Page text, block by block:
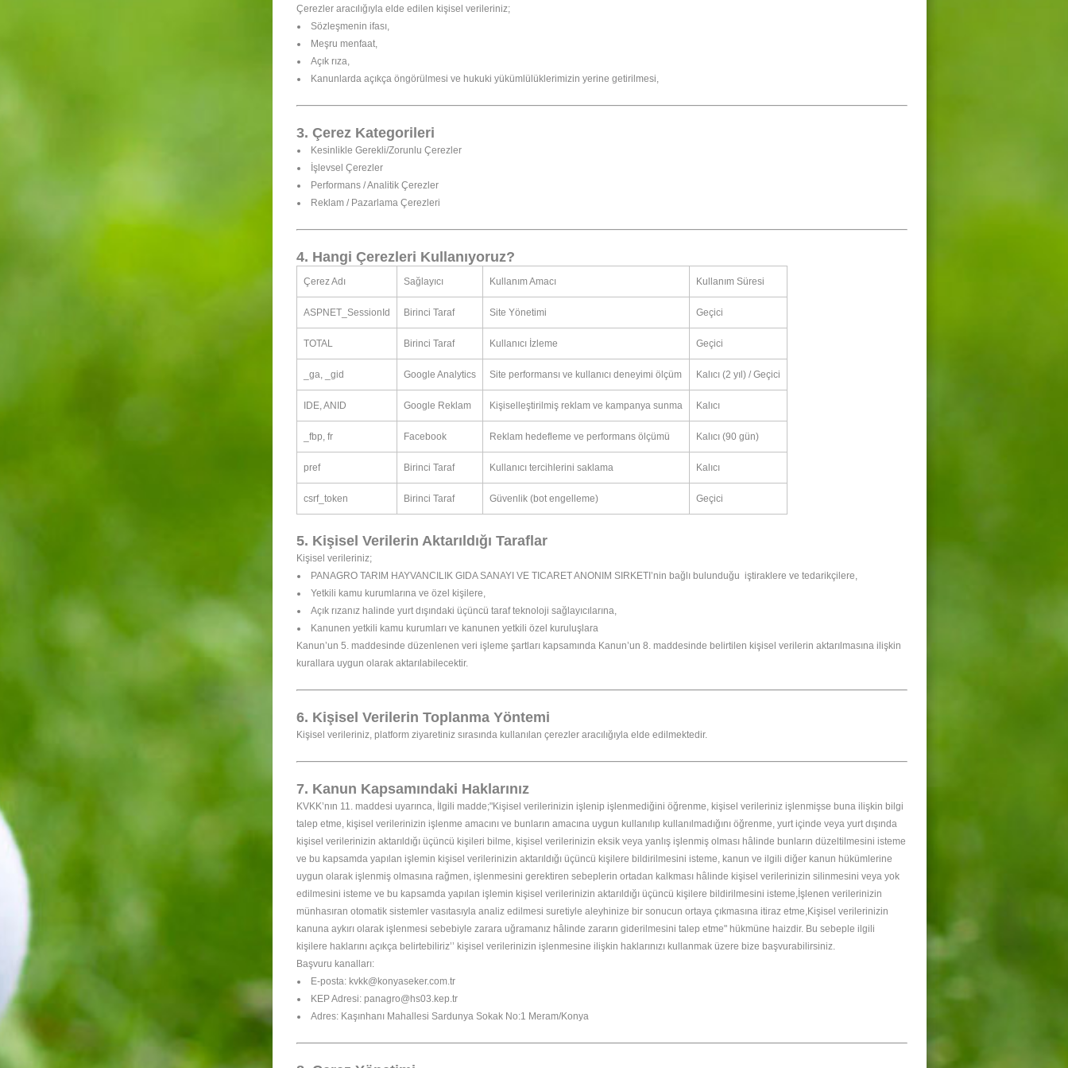
Çerezler aracılığıyla elde edilen kişisel verileriniz;
Sözleşmenin ifası,
Meşru menfaat,
Açık rıza,
Kanunlarda açıkça öngörülmesi ve hukuki yükümlülüklerimizin yerine getirilmesi,
3. Çerez Kategorileri
Kesinlikle Gerekli/Zorunlu Çerezler
İşlevsel Çerezler
Performans / Analitik Çerezler
Reklam / Pazarlama Çerezleri
4. Hangi Çerezleri Kullanıyoruz?
Çerez Adı Sağlayıcı Kullanım Amacı Kullanım Süresi
ASPNET_SessionId Birinci Taraf Site Yönetimi Geçici
TOTAL Birinci Taraf Kullanıcı İzleme Geçici
_ga, _gid Google Analytics Site performansı ve kullanıcı deneyimi ölçüm Kalıcı (2 yıl) / Geçici
IDE, ANID Google Reklam Kişiselleştirilmiş reklam ve kampanya sunma Kalıcı
_fbp, fr Facebook Reklam hedefleme ve performans ölçümü Kalıcı (90 gün)
pref Birinci Taraf Kullanıcı tercihlerini saklama Kalıcı
csrf_token Birinci Taraf Güvenlik (bot engelleme) Geçici
5. Kişisel Verilerin Aktarıldığı Taraflar
Kişisel verileriniz;
PANAGRO TARIM HAYVANCILIK GIDA SANAYI VE TICARET ANONIM SIRKETI’nin bağlı bulunduğu iştiraklere ve tedarikçilere,
Yetkili kamu kurumlarına ve özel kişilere,
Açık rızanız halinde yurt dışındaki üçüncü taraf teknoloji sağlayıcılarına,
Kanunen yetkili kamu kurumları ve kanunen yetkili özel kuruluşlara
Kanun’un 5. maddesinde düzenlenen veri işleme şartları kapsamında Kanun’un 8. maddesinde belirtilen kişisel verilerin aktarılmasına ilişkin
kurallara uygun olarak aktarılabilecektir.
6. Kişisel Verilerin Toplanma Yöntemi
Kişisel verileriniz, platform ziyaretiniz sırasında kullanılan çerezler aracılığıyla elde edilmektedir.
7. Kanun Kapsamındaki Haklarınız
KVKK’nın 11. maddesi uyarınca, İlgili madde;"Kişisel verilerinizin işlenip işlenmediğini öğrenme, kişisel verileriniz işlenmişse buna ilişkin bilgi
talep etme, kişisel verilerinizin işlenme amacını ve bunların amacına uygun kullanılıp kullanılmadığını öğrenme, yurt içinde veya yurt dışında
kişisel verilerinizin aktarıldığı üçüncü kişileri bilme, kişisel verilerinizin eksik veya yanlış işlenmiş olması hâlinde bunların düzeltilmesini isteme
ve bu kapsamda yapılan işlemin kişisel verilerinizin aktarıldığı üçüncü kişilere bildirilmesini isteme, kanun ve ilgili diğer kanun hükümlerine
uygun olarak işlenmiş olmasına rağmen, işlenmesini gerektiren sebeplerin ortadan kalkması hâlinde kişisel verilerinizin silinmesini veya yok
edilmesini isteme ve bu kapsamda yapılan işlemin kişisel verilerinizin aktarıldığı üçüncü kişilere bildirilmesini isteme,İşlenen verilerinizin
münhasıran otomatik sistemler vasıtasıyla analiz edilmesi suretiyle aleyhinize bir sonucun ortaya çıkmasına itiraz etme,Kişisel verilerinizin
kanuna aykırı olarak işlenmesi sebebiyle zarara uğramanız hâlinde zararın giderilmesini talep etme" hükmüne haizdir. Bu sebeple ilgili
kişilere haklarını açıkça belirtebiliriz’’ kişisel verilerinizin işlenmesine ilişkin haklarınızı kullanmak üzere bize başvurabilirsiniz.
Başvuru kanalları:
E-posta: kvkk@konyaseker.com.tr
KEP Adresi: panagro@hs03.kep.tr
Adres: Kaşınhanı Mahallesi Sardunya Sokak No:1 Meram/Konya